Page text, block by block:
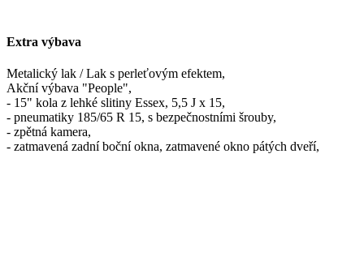
Extra výbava
Metalický lak / Lak s perleťovým efektem,
Akční výbava "People",
- 15" kola z lehké slitiny Essex, 5,5 J x 15,
- pneumatiky 185/65 R 15, s bezpečnostními šrouby,
- zpětná kamera,
- zatmavená zadní boční okna, zatmavené okno pátých dveří,